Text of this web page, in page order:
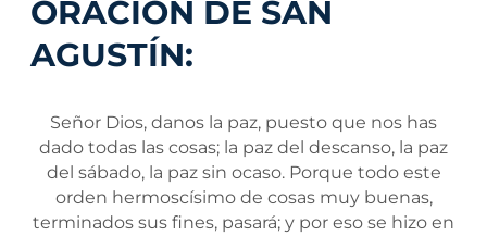
ORACIÓN DE SAN
AGUSTÍN:
Señor Dios, danos la paz, puesto que nos has
dado todas las cosas; la paz del descanso, la paz
del sábado, la paz sin ocaso. Porque todo este
orden hermoscísimo de cosas muy buenas,
terminados sus fines, pasará; y por eso se hizo en